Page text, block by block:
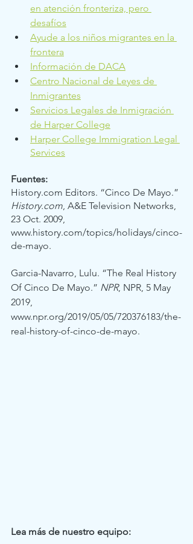
en atención fronteriza, pero
desafíos
Ayude a los niños migrantes en la
frontera
Información de DACA
Centro Nacional de Leyes de
Inmigrantes
Servicios Legales de Inmigración
de Harper College
Harper College Immigration Legal
Services
Fuentes:
History.com Editors. “Cinco De Mayo.”
History.com, A&E Television Networks,
23 Oct. 2009,
www.history.com/topics/holidays/cinco-
de-mayo.
Garcia-Navarro, Lulu. “The Real History
Of Cinco De Mayo.” NPR, NPR, 5 May
2019,
www.npr.org/2019/05/05/720376183/the-
real-history-of-cinco-de-mayo.
Lea más de nuestro equipo: